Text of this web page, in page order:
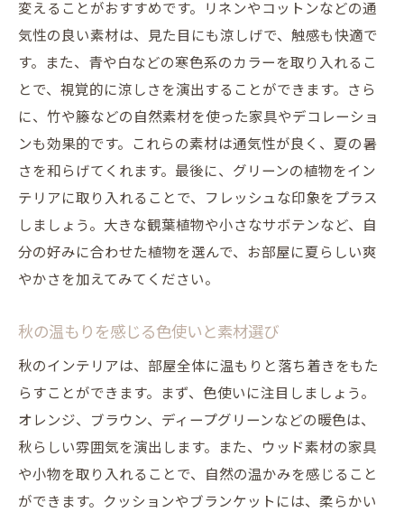
色褪せた色合いとテクスチャの使い方
照明と小物でインテリアに個性をプラスする方
法
小物を使ったアクセントのつけ方
アート作品で壁を飾るアイデア
クッションやラグでカラフルな空間作り
インテリアグリーンの選び方と配置
テーマに合わせた小物の選び方
色のバランスを考えたインテリアのポイント
パステルカラーの取り入れ方
ダークトーンで落ち着いた雰囲気を演出
季節に合わせた色の使い方
季節ごとに変えるクッションカバーやラグの選
変えることがおすすめです。リネンやコットンなどの通
気性の良い素材は、見た目にも涼しげで、触感も快適で
す。また、青や白などの寒色系のカラーを取り入れるこ
とで、視覚的に涼しさを演出することができます。さら
に、竹や籐などの自然素材を使った家具やデコレーショ
ンも効果的です。これらの素材は通気性が良く、夏の暑
さを和らげてくれます。最後に、グリーンの植物をイン
テリアに取り入れることで、フレッシュな印象をプラス
しましょう。大きな観葉植物や小さなサボテンなど、自
分の好みに合わせた植物を選んで、お部屋に夏らしい爽
やかさを加えてみてください。
秋の温もりを感じる色使いと素材選び
秋のインテリアは、部屋全体に温もりと落ち着きをもた
らすことができます。まず、色使いに注目しましょう。
オレンジ、ブラウン、ディープグリーンなどの暖色は、
秋らしい雰囲気を演出します。また、ウッド素材の家具
や小物を取り入れることで、自然の温かみを感じること
ができます。クッションやブランケットには、柔らかい